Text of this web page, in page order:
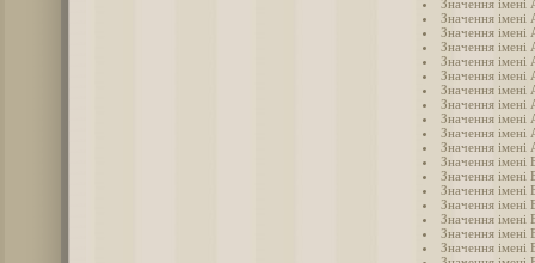
Значення імені
Значення імені
Значення імені
Значення імені
Значення імені
Значення імені
Значення імені
Значення імені
Значення імені
Значення імені
Значення імені
Значення імені
Значення імені
Значення імені
Значення імені
Значення імені
Значення імені
Значення імені